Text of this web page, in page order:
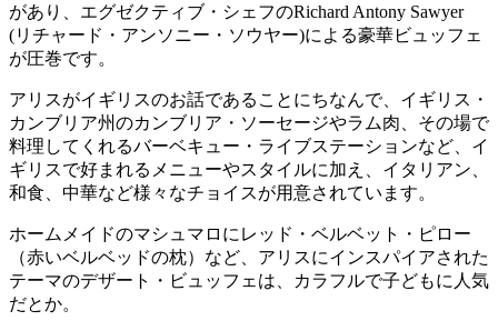
があり、エグゼクティブ・シェフのRichard Antony Sawyer
(リチャード・アンソニー・ソウヤー)による豪華ビュッフェ
が圧巻です。
アリスがイギリスのお話であることにちなんで、イギリス・
カンブリア州のカンブリア・ソーセージやラム肉、その場で
料理してくれるバーベキュー・ライブステーションなど、イ
ギリスで好まれるメニューやスタイルに加え、イタリアン、
和食、中華など様々なチョイスが用意されています。
ホームメイドのマシュマロにレッド・ベルベット・ピロー
（赤いベルベッドの枕）など、アリスにインスパイアされた
テーマのデザート・ビュッフェは、カラフルで子どもに人気
だとか。